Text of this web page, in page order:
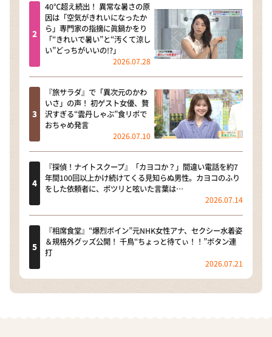
40℃超え続出！ 異常な暑さの原
因は「空気がきれいになったか
ら」専門家の指摘に眞鍋かをり
「“きれいで暑い”と“汚くて涼し
い”どっちがいいの!?」
2026.07.28
『旅サラダ』で「異次元のかわ
いさ」の声！ 初ゲスト女優、贅
沢すぎる“雲丹しゃぶ”食リポで
おちゃめ発言
2026.07.10
『探偵！ナイトスクープ』「カヨコか？」間違い電話を約7
年間100回以上かけ続けてくる見知らぬ男性。カヨコのふり
をした依頼者に、ポツリと呟いた言葉は…
2026.07.14
『相席食堂』“爆烈ボイン”元NHK女性アナ、セクシー水着姿
＆規格外グッズ公開！ 千鳥“ちょっと待てぃ！！”ボタン連
打
2026.07.21